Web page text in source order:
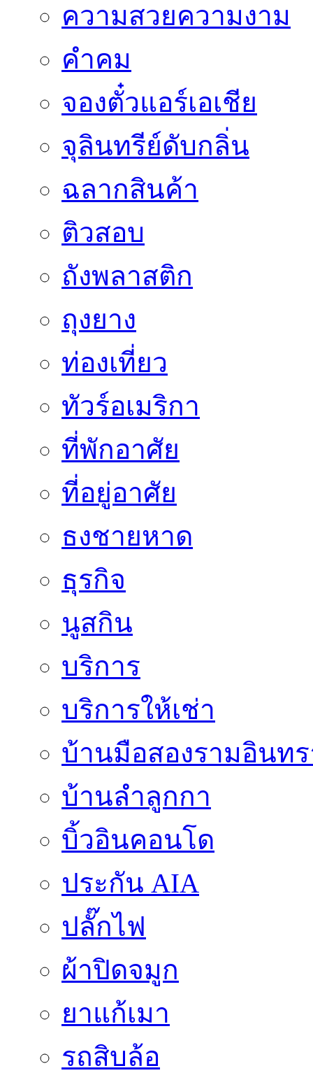
ความสวยความงาม
คำคม
จองตั๋วแอร์เอเชีย
จุลินทรีย์ดับกลิ่น
ฉลากสินค้า
ติวสอบ
ถังพลาสติก
ถุงยาง
ท่องเที่ยว
ทัวร์อเมริกา
ที่พักอาศัย
ที่อยู่อาศัย
ธงชายหาด
ธุรกิจ
นูสกิน
บริการ
บริการให้เช่า
บ้านมือสองรามอินท
บ้านลำลูกกา
บิ้วอินคอนโด
ประกัน AIA
ปลั๊กไฟ
ผ้าปิดจมูก
ยาแก้เมา
รถสิบล้อ